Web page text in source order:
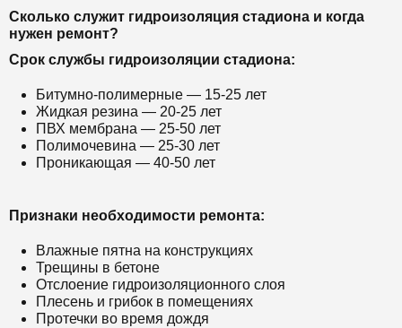
Сколько служит гидроизоляция стадиона и когда
нужен ремонт?
Срок службы гидроизоляции стадиона:
Битумно-полимерные — 15-25 лет
Жидкая резина — 20-25 лет
ПВХ мембрана — 25-50 лет
Полимочевина — 25-30 лет
Проникающая — 40-50 лет
Признаки необходимости ремонта:
Влажные пятна на конструкциях
Трещины в бетоне
Отслоение гидроизоляционного слоя
Плесень и грибок в помещениях
Протечки во время дождя